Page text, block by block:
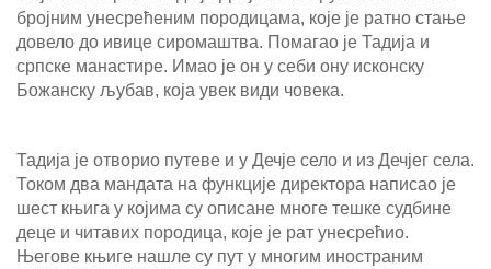
бројним унесрећеним породицама, које је ратно стање
довело до ивице сиромаштва. Помагао је Тадија и
српске манастире. Имао је он у себи ону исконску
Божанску љубав, која увек види човека.
Тадија је отворио путеве и у Дечје село и из Дечјег села.
Током два мандата на функције директора написао је
шест књига у којима су описане многе тешке судбине
деце и читавих породица, које је рат унесрећио.
Његове књиге нашле су пут у многим иностраним